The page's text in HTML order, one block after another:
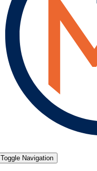
Toggle Navigation